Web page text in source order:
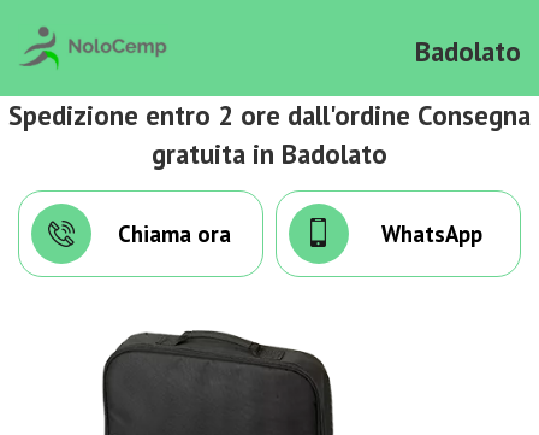
Badolato
Spedizione entro 2 ore dall'ordine Consegna
gratuita in Badolato
Chiama ora WhatsApp